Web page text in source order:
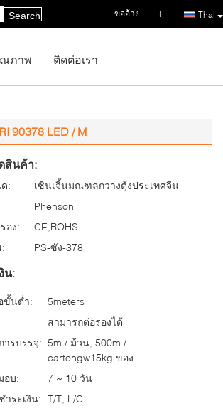
Thai
ขออ้าง |
Search
ภาพ ติดต่อเรา
90378 LED / M
สินค้า:
:
เซินเจิ้นมณฑลกวางตุ้งประเทศจีน
Phenson
อง:
CE,ROHS
PS-ซัง-378
น:
ขั้นต่ำ:
5meters
สามารถต่อรองได้
ารบรรจุ: 5m / ม้วน, 500m /
cartongw15kg ของ
อบ:
7 ~ 10 วัน
ำระเงิน: T/T, L/C